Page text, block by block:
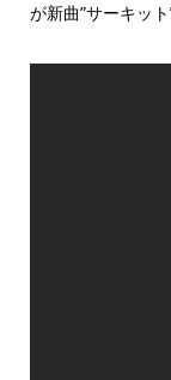
が新曲”サーキッ